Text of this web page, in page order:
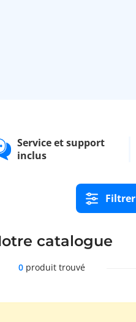
Service et support
inclus
Filtrer
catalogue
0produit trouvé